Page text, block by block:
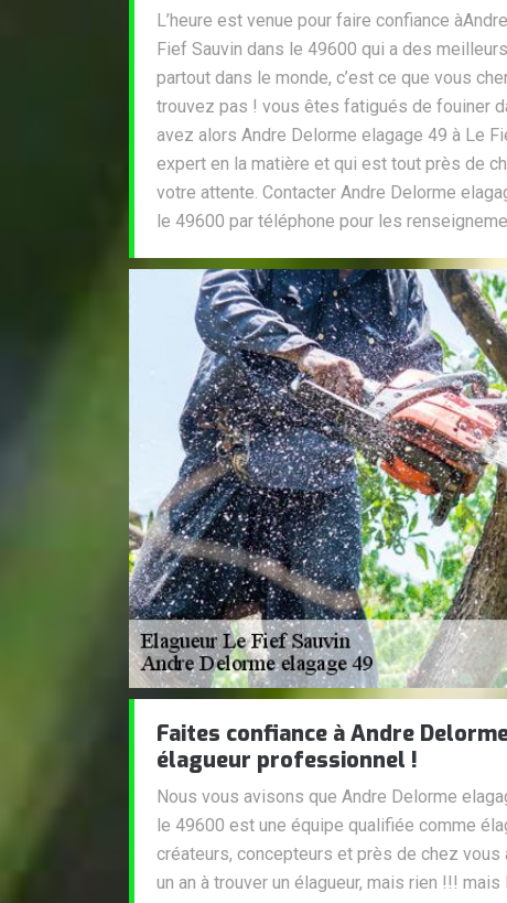
L’heure est venue pour faire confiance
Fief Sauvin dans le 49600 qui a des
partout dans le monde, c’est ce que vous
trouvez pas ! vous êtes fatigués de fouiner
avez alors Andre Delorme elagage 49 à Le
expert en la matière et qui est tout près de
votre attente. Contacter Andre Delorme
le 49600 par téléphone pour les
Faites confiance à Andre
élagueur professionnel !
Nous vous avisons que Andre Delorme
le 49600 est une équipe qualifiée comme
créateurs, concepteurs et près de chez
un an à trouver un élagueur, mais rien !!!